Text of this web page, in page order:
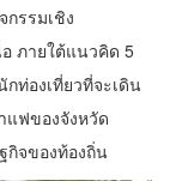
รรมเชิง
ภายใต้แนวคิด 5
ท่องเที่ยวที่จะเดิน
แฟของจังหวัด
กิจของท้องถิ่น